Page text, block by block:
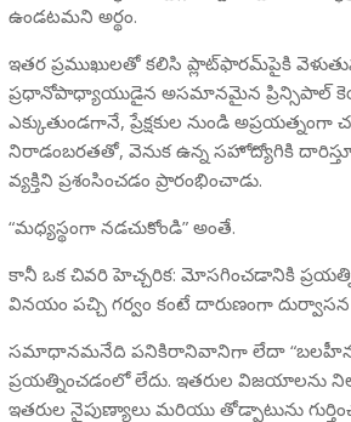
ఉండటమని అర్థం.
ఇతర ప్రముఖులతో కలిసి ప్లాట్‌ఫారమ్‌పైకి
ప్రధానోపాధ్యాయుడైన అసమానమైన ప్రిన్సిపాల్
ఎక్కుతుండగానే, ప్రేక్షకుల నుండి అప్రయత్నంగా
నిరాడంబరతతో, వెనుక ఉన్న సహోద్యోగికి దారిస్తూ .
వ్యక్తిని ప్రశంసించడం ప్రారంభించాడు.
“మధ్యస్థంగా నడచుకోండి” అంతే.
కానీ ఒక చివరి హెచ్చరిక: మోసగించడానికి
వినయం పచ్చి గర్వం కంటే దారుణంగా దుర్వాసన
సమాధానమనేది పనికిరానివానిగా లేదా
ప్రయత్నించడంలో లేదు. ఇతరుల విజయాలను
ఇతరుల నైపుణ్యాలు మరియు తోడ్పాటును